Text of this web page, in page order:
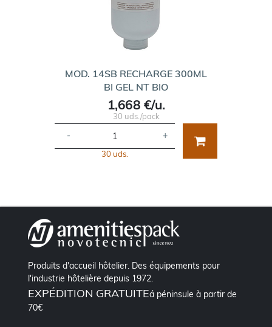
MOD. 14SB RECHARGE 300ML
BI GEL NT BIO
1,668 €/u.
30 uds./pack
- +
30 uds.
Produits d'accueil hôtelier. Des équipements pour
l'industrie hôtelière depuis 1972.
EXPÉDITION GRATUITEá péninsule à partir de
70€